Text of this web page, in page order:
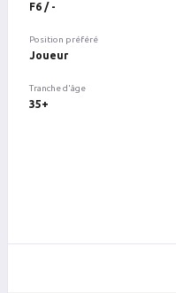
F6 / -
Position préféré
Joueur
Tranche d'âge
35+